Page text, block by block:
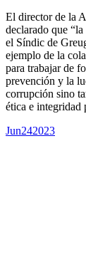
El director de la
declarado que
el Síndic de
ejemplo de la
para trabajar de
prevención y la
corrupción sino
ética e integridad
Jun242023